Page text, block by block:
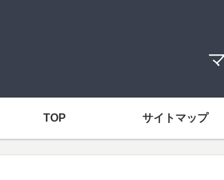
TOP サイトマップ